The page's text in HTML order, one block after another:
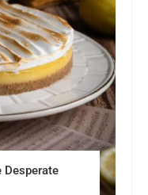
Desperate